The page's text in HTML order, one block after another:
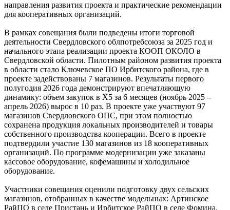
направления развития проекта и практические рекомендации
для кооперативных организаций.
В рамках совещания были подведены итоги торговой
деятельности Свердловского облпотребсоюза за 2025 год и
начального этапа реализации проекта КООП ОКОЛО в
Свердловской области. Пилотным районом развития проекта
в области стало Ключевское ПО Ирбитского района, где в
проекте задействованы 7 магазинов. Результаты первого
полугодия 2026 года демонстрируют впечатляющую
динамику: объем закупок в Х5 за 6 месяцев (ноябрь 2025 –
апрель 2026) вырос в 10 раз. В проекте уже участвуют 97
магазинов Свердловского ОПС, при этом полностью
сохранена продукция локальных производителей и товары
собственного производства кооперации. Всего в проекте
подтвердили участие 130 магазинов из 18 кооперативных
организаций. По программе модернизации уже заказаны
кассовое оборудование, кофемашины и холодильное
оборудование.
Участники совещания оценили подготовку двух сельских
магазинов, отобранных в качестве модельных: Артинское
РайПО в селе Пристань и Ирбитское РайПО в селе Фомина.